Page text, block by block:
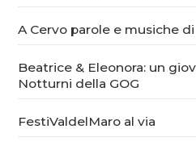
A Cervo parole e musiche
Beatrice & Eleonora: un
Notturni della GOG
FestiValdelMaro al via